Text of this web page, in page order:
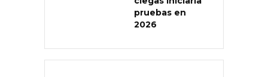
pruebas en
2026